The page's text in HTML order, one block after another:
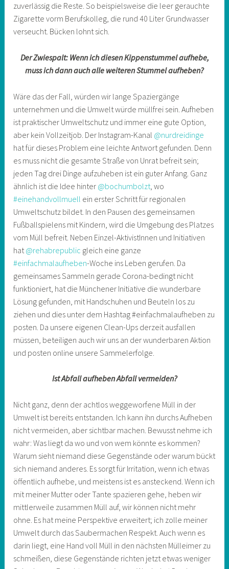
zuverlässig die Reste. So beispielsweise die leer gerauchte
Zigarette vorm Berufskolleg, die rund 40 Liter Grundwasser
verseucht. Bücken lohnt sich.
Der Zwiespalt: Wenn ich diesen Kippenstummel aufhebe,
muss ich dann auch alle weiteren Stummel aufheben?
Wäre das der Fall, würden wir lange Spaziergänge
unternehmen und die Umwelt würde müllfrei sein. Aufheben
ist praktischer Umweltschutz und immer eine gute Option,
aber kein Vollzeitjob. Der Instagram-Kanal @nurdreidinge
hat für dieses Problem eine leichte Antwort gefunden. Denn
es muss nicht die gesamte Straße von Unrat befreit sein;
jeden Tag drei Dinge aufzuheben ist ein guter Anfang. Ganz
ähnlich ist die Idee hinter @bochumbolzt , wo
#einehandvollmuell ein erster Schritt für regionalen
Umweltschutz bildet. In den Pausen des gemeinsamen
Fußballspielens mit Kindern, wird die Umgebung des Platzes
vom Müll befreit. Neben Einzel-AktivistInnen und Initiativen
hat @rehabrepublic gleich eine ganze
#einfachmalaufheben-Woche ins Leben gerufen. Da
gemeinsames Sammeln gerade Corona-bedingt nicht
funktioniert, hat die Münchener Initiative die wunderbare
Lösung gefunden, mit Handschuhen und Beuteln los zu
ziehen und dies unter dem Hashtag #einfachmalaufheben zu
posten. Da unsere eigenen Clean-Ups derzeit ausfallen
müssen, beteiligen auch wir uns an der wunderbaren Aktion
und posten online unsere Sammelerfolge.
Ist Abfall aufheben Abfall vermeiden?
Nicht ganz, denn der achtlos weggeworfene Müll in der
Umwelt ist bereits entstanden. Ich kann ihn durchs Aufheben
nicht vermeiden, aber sichtbar machen. Bewusst nehme ich
wahr: Was liegt da wo und von wem könnte es kommen?
Warum sieht niemand diese Gegenstände oder warum bückt
sich niemand anderes. Es sorgt für Irritation, wenn ich etwas
öffentlich aufhebe, und meistens ist es ansteckend. Wenn ich
mit meiner Mutter oder Tante spazieren gehe, heben wir
mittlerweile zusammen Müll auf, wir können nicht mehr
ohne. Es hat meine Perspektive erweitert; ich zolle meiner
Umwelt durch das Saubermachen Respekt. Auch wenn es
darin liegt, eine Hand voll Müll in den nächsten Mülleimer zu
schmeißen, diese Gegenstände richten jetzt etwas weniger